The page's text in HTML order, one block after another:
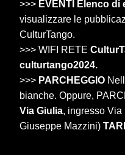
>>> EVENTI Elenco di
visualizzare le
CulturTango.
>>> WIFI RETE
culturtango2024.
>>> PARCHEGGIO
bianche. Oppure,
Via Giulia, ingresso Via
Giuseppe Mazzini)